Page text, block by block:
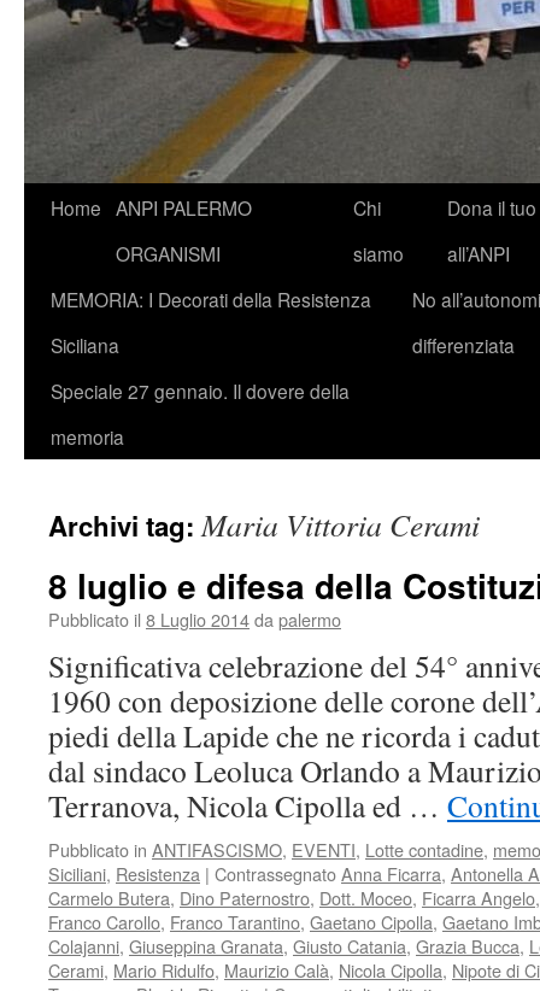
Vai
contenuto
Home ANPI PALERMO
ORGANISMI
Chi
siamo
Dona il
all’ANPI
MEMORIA: I Decorati della Resistenza
Siciliana
No
differenziata
Speciale 27 gennaio. Il dovere della
memoria
Archivi tag:Maria Vittoria Cerami
8 luglio e difesa della
Pubblicato il 8 Luglio 2014da palermo
Significativa celebrazione del 54°
1960 con deposizione delle corone
piedi della Lapide che ne ricorda i
dal sindaco Leoluca Orlando a
Terranova, Nicola Cipolla ed …
Pubblicato in ANTIFASCISMO, EVENTI, Lotte contadine,
Siciliani, Resistenza | ContrassegnatoAnna Ficarra, Antonella
Carmelo Butera, Dino Paternostro, Dott. Moceo, Ficarra Angelo
Franco Carollo, Franco Tarantino, Gaetano Cipolla, Gaetano
Colajanni, Giuseppina Granata, Giusto Catania, Grazia Bucca,
Cerami, Mario Ridulfo, Maurizio Calà, Nicola Cipolla, Nipote di